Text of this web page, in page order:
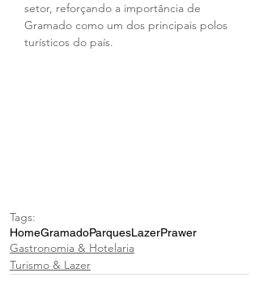
setor, reforçando a importância de
Gramado como um dos principais polos
turísticos do país.
Tags:
HomeGramadoParquesLazerPrawer
Gastronomia & Hotelaria
Turismo & Lazer